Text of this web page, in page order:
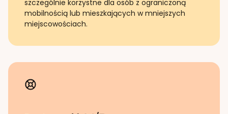
szczególnie korzystne dla osób z ograniczoną
mobilnością lub mieszkających w mniejszych
miejscowościach.